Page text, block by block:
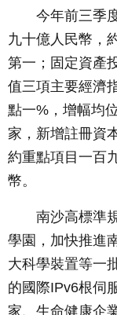
今年前三季
九十億人民幣，
第一；固定資產
值三項主要經濟
點一%，增幅均
家，新增註冊資
約重點項目一百
幣。
南沙高標準
學園，加快推進
大科學裝置等一
的國際IPv6根伺
家、生命健康企